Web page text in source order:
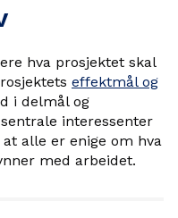
hva prosjektet skal
effektmål og
i delmål og
interessenter
alle er enige om hva
med arbeidet.